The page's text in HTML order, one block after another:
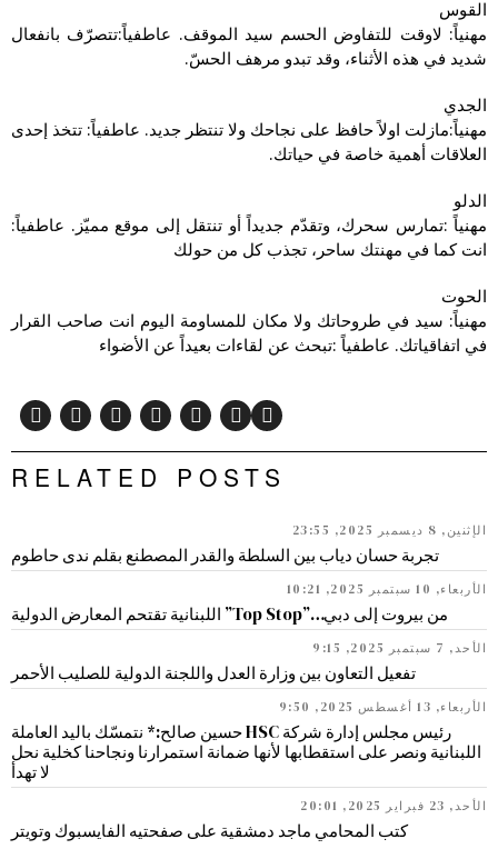
القوس
مهنياً: لاوقت للتفاوض الحسم سيد الموقف. عاطفياً:تتصرّف بانفعال
شديد في هذه الأثناء، وقد تبدو مرهف الحسّ.
الجدي
مهنياً:مازلت اولاً حافظ على نجاحك ولا تنتظر جديد. عاطفياً: تتخذ إحدى
العلاقات أهمية خاصة في حياتك.
الدلو
مهنياً :تمارس سحرك، وتقدّم جديداً أو تنتقل إلى موقع مميّز. عاطفياً:
انت كما في مهنتك ساحر، تجذب كل من حولك
الحوت
مهنياً: سيد في طروحاتك ولا مكان للمساومة اليوم انت صاحب القرار
في اتفاقياتك. عاطفياً :تبحث عن لقاءات بعيداً عن الأضواء
RELATED POSTS
الإثنين, 8 ديسمبر 2025, 23:55
تجربة حسان دياب بين السلطة والقدر المصطنع بقلم ندى حاطوم
الأربعاء, 10 سبتمبر 2025, 10:21
من بيروت إلى دبي…”Top Stop” اللبنانية تقتحم المعارض الدولية
الأحد, 7 سبتمبر 2025, 9:15
تفعيل التعاون بين وزارة العدل واللجنة الدولية للصليب الأحمر
الأربعاء, 13 أغسطس 2025, 9:50
رئيس مجلس إدارة شركة HSC حسين صالح:* نتمسّك باليد العاملة
اللبنانية ونصر على استقطابها لأنها ضمانة استمرارنا ونجاحنا كخلية نحل
لا تهدأ
الأحد, 23 فبراير 2025, 20:01
كتب المحامي ماجد دمشقية على صفحتيه الفايسبوك وتويتر